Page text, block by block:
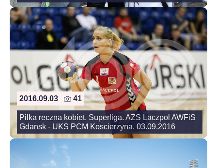
2016.09.03 41
Pilka reczna kobiet. Superliga. AZS Laczpol AWFiS
Gdansk - UKS PCM Koscierzyna. 03.09.2016